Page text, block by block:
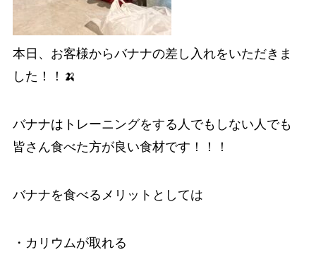
本日、お客様からバナナの差し入れをいただきま
した！！🍌
バナナはトレーニングをする人でもしない人でも
皆さん食べた方が良い食材です！！！
バナナを食べるメリットとしては
・カリウムが取れる